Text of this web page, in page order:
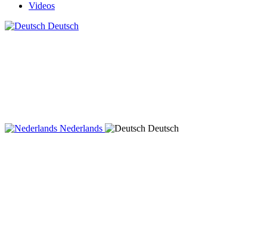
Videos
Deutsch
Nederlands Deutsch